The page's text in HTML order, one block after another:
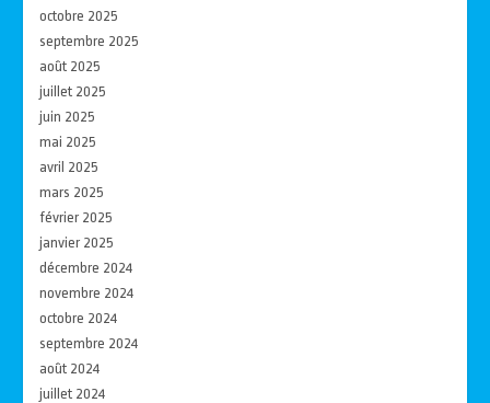
octobre 2025
septembre 2025
août 2025
juillet 2025
juin 2025
mai 2025
avril 2025
mars 2025
février 2025
janvier 2025
décembre 2024
novembre 2024
octobre 2024
septembre 2024
août 2024
juillet 2024